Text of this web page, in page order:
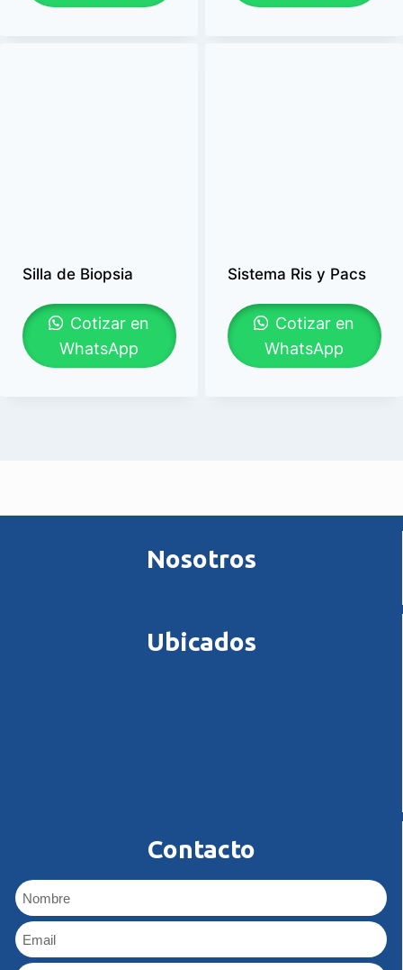
Silla de Biopsia
Cotizar en
WhatsApp
Sistema Ris y Pacs
Cotizar en
WhatsApp
Nosotros
Ubicados
Contacto